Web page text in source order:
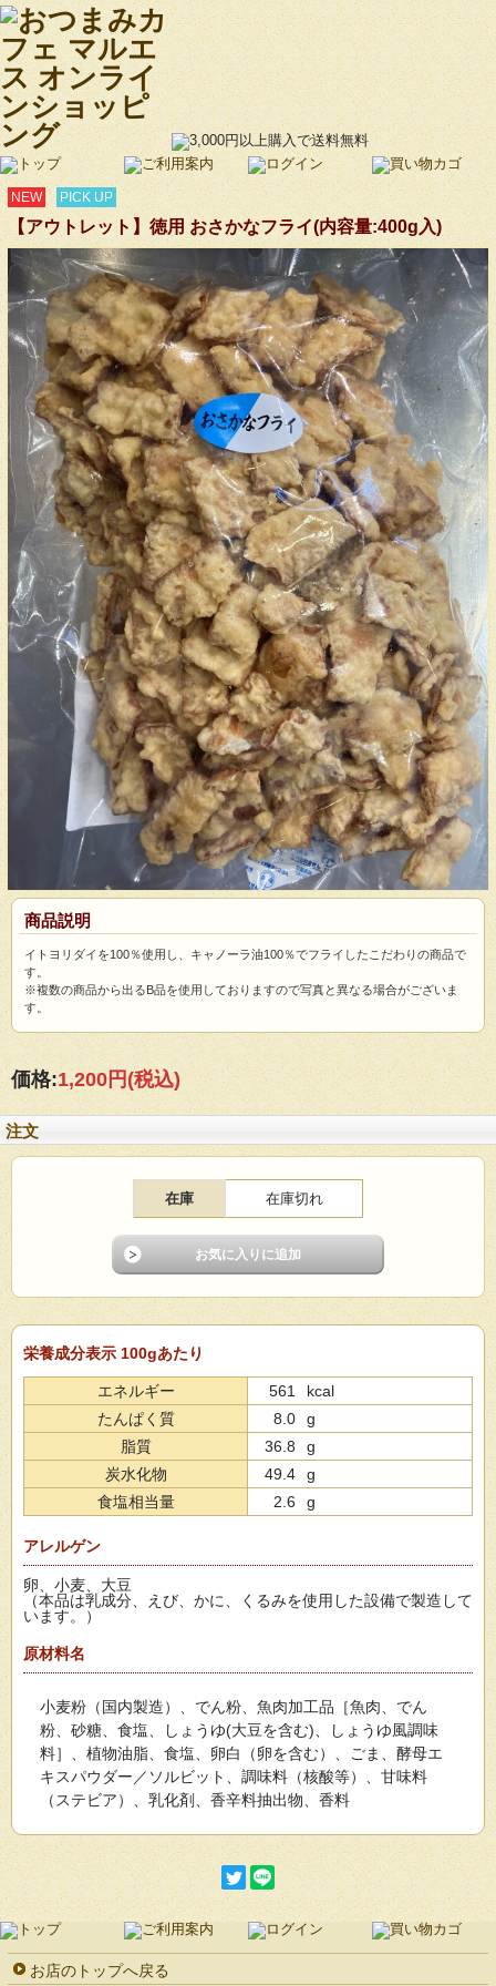
NEW PICK UP
【アウトレット】徳用 おさかなフライ(内容量:400g入)
商品説明
イトヨリダイを100％使用し、キャノーラ油100％でフライしたこだわりの商品で
す。
※複数の商品から出るB品を使用しておりますので写真と異なる場合がございま
す。
価格:1,200円(税込)
注文
在庫 在庫切れ
栄養成分表示 100gあたり
エネルギー 561
kcal
たんぱく質
8.0
g
脂質
36.8
g
炭水化物
49.4
g
食塩相当量
2.6 g
アレルゲン
卵、小麦、大豆
（本品は乳成分、えび、かに、くるみを使用した設備で製造して
います。）
原材料名
小麦粉（国内製造）、でん粉、魚肉加工品［魚肉、でん
粉、砂糖、食塩、しょうゆ(大豆を含む)、しょうゆ風調味
料］、植物油脂、食塩、卵白（卵を含む）、ごま、酵母エ
キスパウダー／ソルビット、調味料（核酸等）、甘味料
（ステビア）、乳化剤、香辛料抽出物、香料
お店のトップへ戻る